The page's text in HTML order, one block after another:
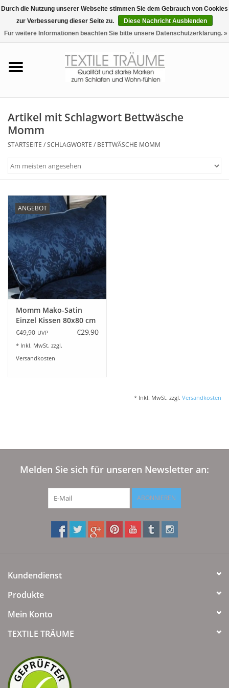
0 Artikel - €0,00
Tag & Nachtwäsche
Freizeit-Hausanzüge
Badezimmer & Sauna
Haus-Bademäntel
Plaids, Decken, Kissen
Mode & Accessoires
Edles aus Cashmere
Tisch & Küche
Angebote
Geprüfter Webshop
Vertrag widerrufen
Blog-Aktuelles
Marken
Artikel mit Schlagwort Bettwäsche
Momm
STARTSEITE /SCHLAGWORTE / BETTWÄSCHE MOMM
ANGEBOT
Momm Mako-Satin
Einzel Kissen 80x80 cm
LUDWIG Momm
€49,90 UVP €29,90
* Inkl. MwSt. zzgl.
Versandkosten
* Inkl. MwSt. zzgl. Versandkosten
Melden Sie sich für unseren Newsletter an:
ABONNIEREN
Kundendienst
Produkte
Mein Konto
TEXTILE TRÄUME
Durch die Nutzung unserer Webseite stimmen Sie dem Gebrauch von Cookies
zur Verbesserung dieser Seite zu.
Diese Nachricht Ausblenden
Für weitere Informationen beachten Sie bitte unsere Datenschutzerklärung. »